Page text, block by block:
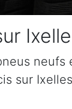
sur